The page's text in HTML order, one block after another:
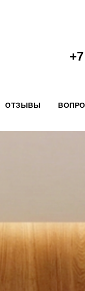
ОТЗЫВЫ